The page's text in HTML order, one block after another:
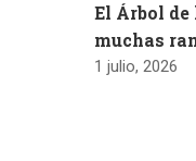
El Árbol de
muchas
1 julio, 2026